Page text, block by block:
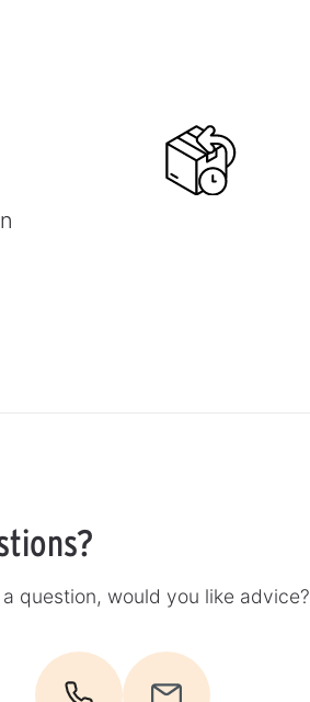
question, would you like advice?